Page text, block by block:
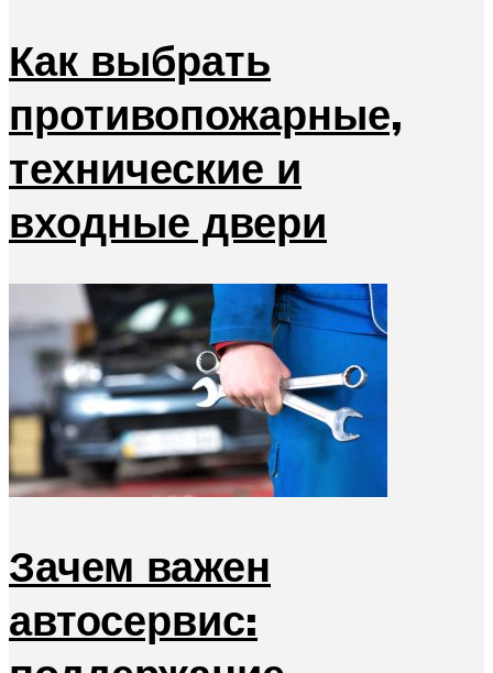
Как выбрать
противопожарные,
технические и
входные двери
Зачем важен
автосервис: